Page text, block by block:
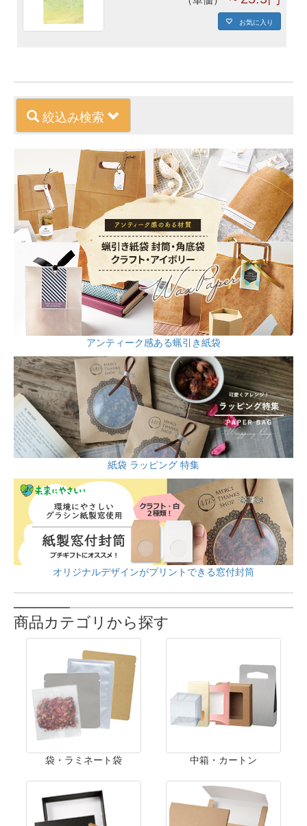
お気に入り
絞込み検索
アンティーク感ある蝋引き紙袋
紙袋 ラッピング 特集
オリジナルデザインがプリントできる窓付封筒
商品カテゴリから探す
袋・ラミネート袋 中箱・カートン